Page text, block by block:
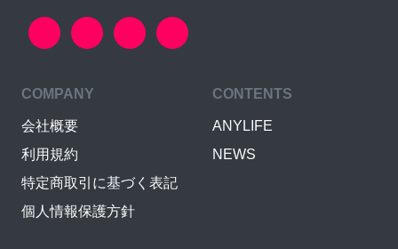
COMPANY
会社概要
利用規約
特定商取引に基づく表記
個人情報保護方針
CONTENTS
ANYLIFE
NEWS